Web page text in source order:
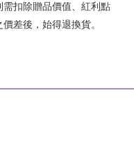
扣除贈品價值、紅利點
差後，始得退換貨。